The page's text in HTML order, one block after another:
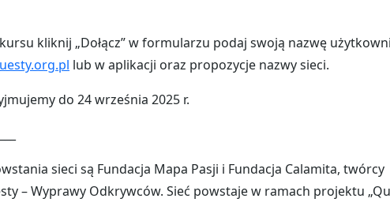
kliknij „Dołącz” w formularzu podaj swoją nazwę
lub w aplikacji oraz propozycje nazwy sieci.
do 24 września 2025 r.
sieci są Fundacja Mapa Pasji i Fundacja Calamita, twórcy
– Wyprawy Odkrywców. Sieć powstaje w ramach projektu